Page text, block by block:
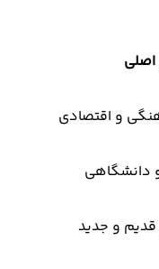
و اقتصادی
دانشگاهی
قدیم و جدید